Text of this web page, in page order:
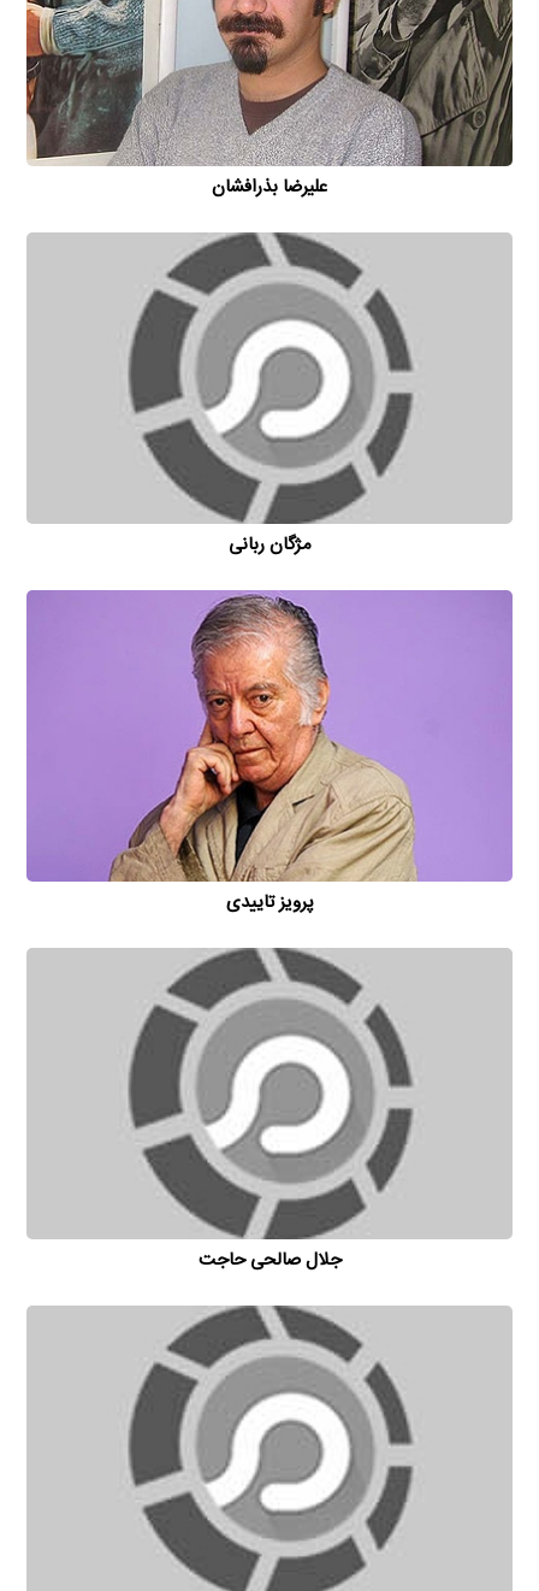
علیرضا بذرافشان
مژگان ربانی
پرویز تاییدی
جلال صالحی حاجت